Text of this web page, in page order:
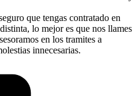
que tengas contratado en
lo mejor es que nos llames
en los tramites a
innecesarias.